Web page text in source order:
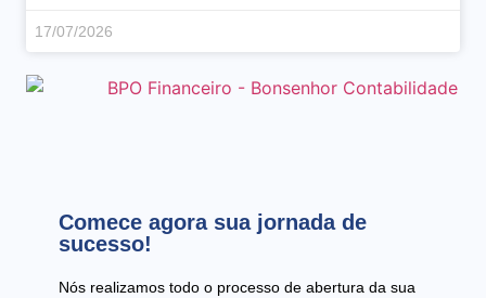
17/07/2026
Comece agora sua jornada de
sucesso!
Nós realizamos todo o processo de abertura da sua